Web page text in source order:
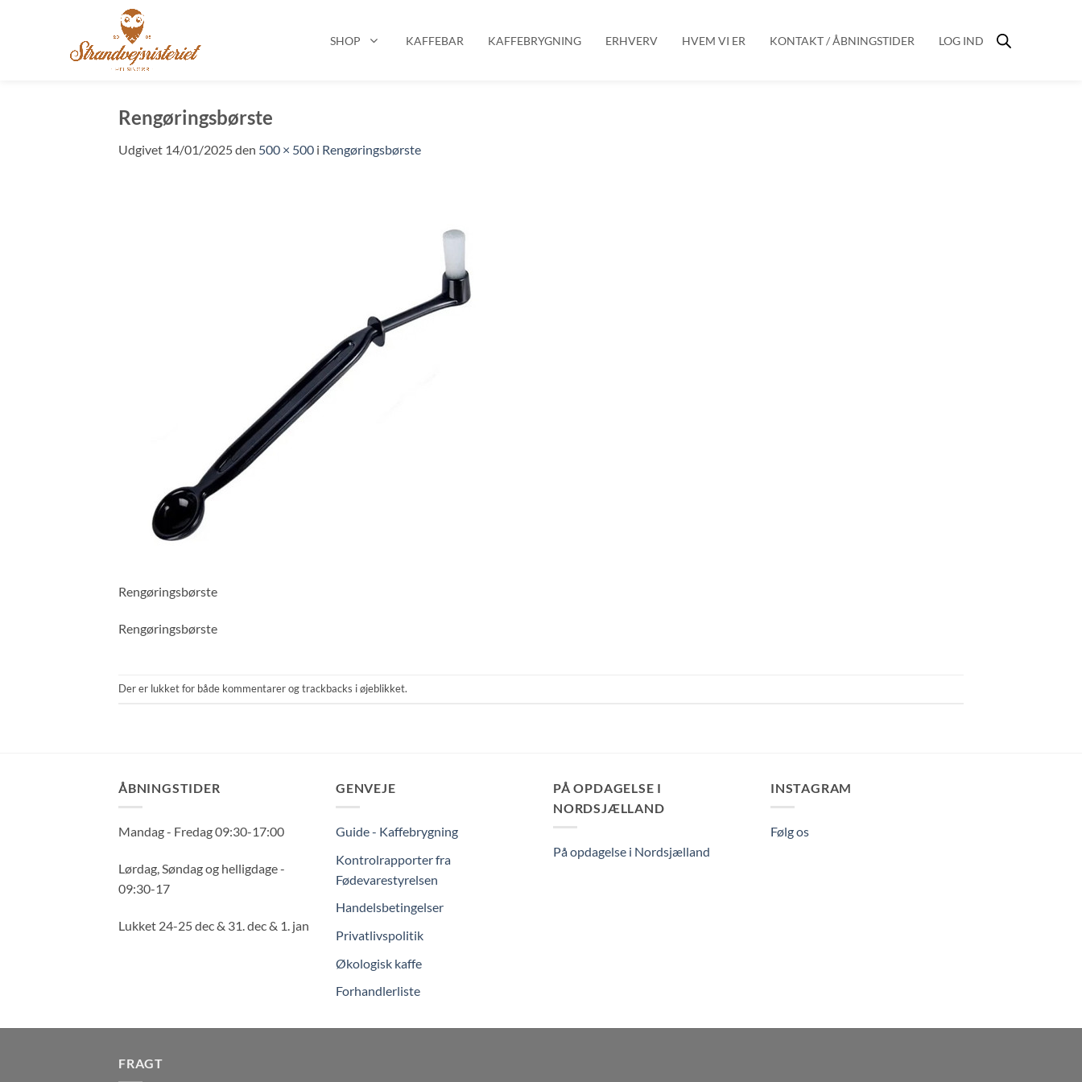
SHOP KAFFEBAR KAFFEBRYGNING ERHVERV HVEM VI ER KONTAKT / ÅBNINGSTIDER LOG IND
Rengøringsbørste
Udgivet 14/01/2025den 500 × 500 i Rengøringsbørste
Rengøringsbørste
Rengøringsbørste
Der er lukket for både kommentarer og trackbacks i øjeblikket.
ÅBNINGSTIDER
Mandag - Fredag 09:30-17:00
Lørdag, Søndag og helligdage -
09:30-17
Lukket 24-25 dec & 31. dec & 1. jan
GENVEJE
Guide - Kaffebrygning
Kontrolrapporter fra
Fødevarestyrelsen
Handelsbetingelser
Privatlivspolitik
Økologisk kaffe
Forhandlerliste
PÅ OPDAGELSE I
NORDSJÆLLAND
På opdagelse i Nordsjælland
INSTAGRAM
Følg os
FRAGT